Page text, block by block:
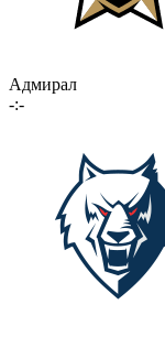
Адмирал
-:-